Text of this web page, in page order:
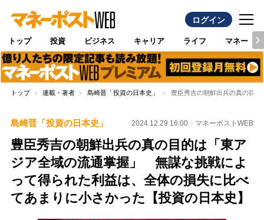
ログイン
トップ 投資 ビジネス キャリア ライフ マネー
トップ 連載・著者 島崎晋「投資の日本史」 豊臣秀吉の朝鮮出兵の真の目
島崎晋「投資の日本史」 2024.12.29 16:00 マネーポストWEB
豊臣秀吉の朝鮮出兵の真の目的は「東ア
ジア全域の流通掌握」 無謀な挑戦によ
って得られた利益は、全体の損失に比べ
てあまりに小さかった【投資の日本史】